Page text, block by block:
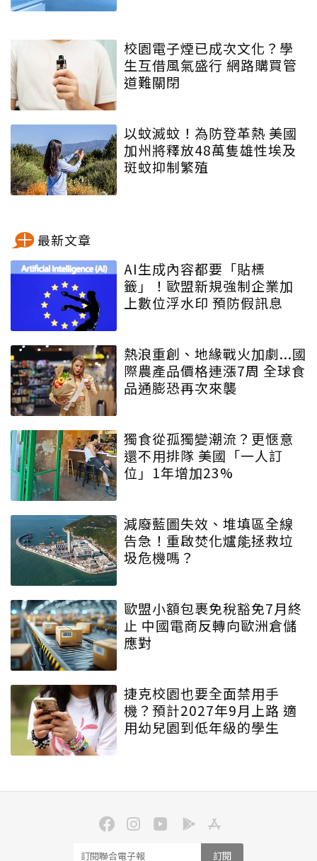
校園電子煙已成次文化？學
生互借風氣盛行 網路購買管
道難關閉
以蚊滅蚊！為防登革熱 美國
加州將釋放48萬隻雄性埃及
斑蚊抑制繁殖
最新文章
AI生成內容都要「貼標
籤」！歐盟新規強制企業加
上數位浮水印 預防假訊息
熱浪重創、地緣戰火加劇...國
際農產品價格連漲7周 全球食
品通膨恐再次來襲
獨食從孤獨變潮流？更愜意
還不用排隊 美國「一人訂
位」1年增加23%
減廢藍圖失效、堆填區全線
告急！重啟焚化爐能拯救垃
圾危機嗎？
歐盟小額包裹免稅豁免7月終
止 中國電商反轉向歐洲倉儲
應對
捷克校園也要全面禁用手
機？預計2027年9月上路 適
用幼兒園到低年級的學生
訂閱